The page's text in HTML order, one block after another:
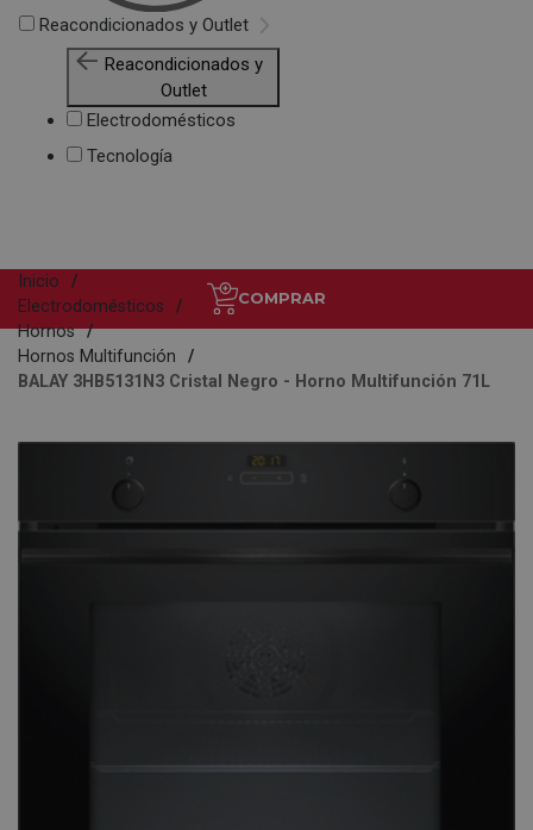
Reacondicionados y Outlet
Reacondicionados y
Outlet
Electrodomésticos
Tecnología
COMPRAR
Inicio
Electrodomésticos
Hornos
Hornos Multifunción
BALAY 3HB5131N3 Cristal Negro - Horno Multifunción 71L